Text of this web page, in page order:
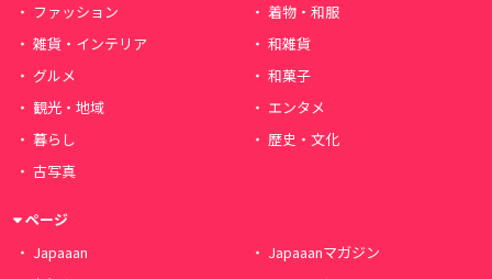
ファッション
着物・和服
雑貨・インテリア
和雑貨
グルメ
和菓子
観光・地域
エンタメ
暮らし
歴史・文化
古写真
ページ
Japaaan
Japaaanマガジン